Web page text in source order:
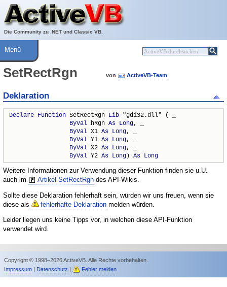
Die Community zu .NET und Classic VB.
Über ActiveVB
Hilfe
Menü
SetRectRgn von ActiveVB-Team
Deklaration
Declare Function SetRectRgn Lib "gdi32.dll" ( _
ByVal hRgn As Long, _
ByVal X1 As Long, _
ByVal Y1 As Long, _
ByVal X2 As Long, _
ByVal Y2 As Long) As Long
Weitere Informationen zur Verwendung dieser Funktion finden sie u.U.
auch im
Artikel SetRectRgn des API-Wikis.
Sollte diese Deklaration fehlerhaft sein, würden wir uns freuen, wenn sie
diese als
fehlerhafte Deklaration melden würden.
Leider liegen uns keine Tipps vor, in welchen diese API-Funktion
verwendet wird.
Copyright © 1998–2026 ActiveVB. Alle Rechte vorbehalten.
Impressum| Datenschutz | Fehler melden